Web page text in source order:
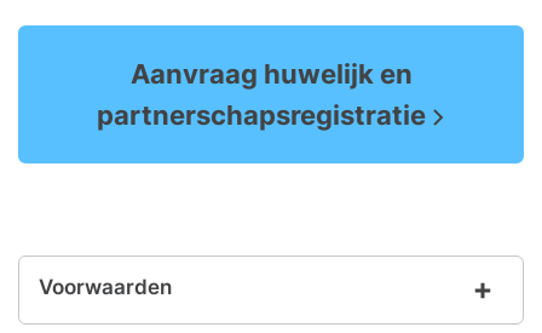
Aanvraag huwelijk en
partnerschapsregistratie
Voorwaarden